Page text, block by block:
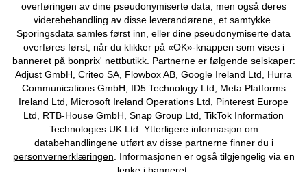
Lang cardigan
269 kr
Grovstrikket genser med
glidelås
379 kr
overføringen av dine pseudonymiserte data, men også deres
viderebehandling av disse leverandørene, et samtykke.
Sporingsdata samles først inn, eller dine pseudonymiserte data
overføres først, når du klikker på «OK»-knappen som vises i
banneret på bonprix' nettbutikk. Partnerne er følgende selskaper:
Adjust GmbH, Criteo SA, Flowbox AB, Google Ireland Ltd, Hurra
Communications GmbH, ID5 Technology Ltd, Meta Platforms
Ireland Ltd, Microsoft Ireland Operations Ltd, Pinterest Europe
Ltd, RTB-House GmbH, Snap Group Ltd, TikTok Information
Technologies UK Ltd. Ytterligere informasjon om
databehandlingene utført av disse partnerne finner du i
personvernerklæringen . Informasjonen er også tilgjengelig via en